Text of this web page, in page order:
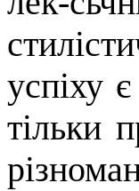
успіху
тільки